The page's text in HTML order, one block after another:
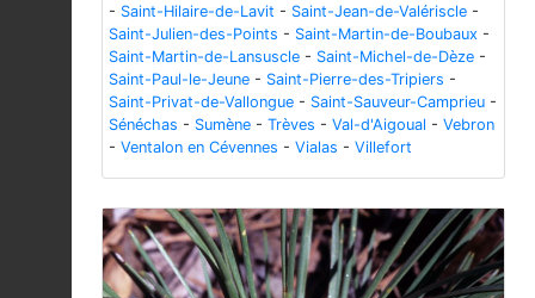
- Saint-Hilaire-de-Lavit - Saint-Jean-de-Valériscle -
Saint-Julien-des-Points - Saint-Martin-de-Boubaux -
Saint-Martin-de-Lansuscle - Saint-Michel-de-Dèze -
Saint-Paul-le-Jeune - Saint-Pierre-des-Tripiers -
Saint-Privat-de-Vallongue - Saint-Sauveur-Camprieu -
Sénéchas - Sumène - Trèves - Val-d'Aigoual - Vebron
- Ventalon en Cévennes - Vialas - Villefort